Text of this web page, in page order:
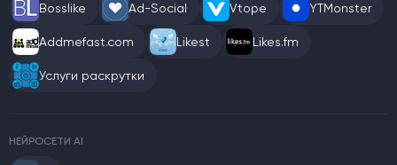
Bosslike Ad-Social Vtope YTMonster
Addmefast.com Likest Likes.fm
Услуги раскрутки
НЕЙРОСЕТИ AI